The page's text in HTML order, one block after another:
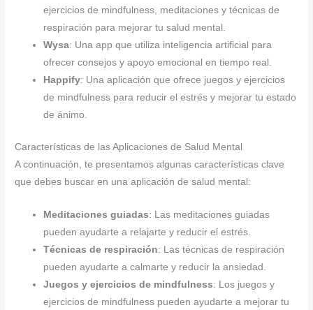
ejercicios de mindfulness, meditaciones y técnicas de
respiración para mejorar tu salud mental.
Wysa: Una app que utiliza inteligencia artificial para
ofrecer consejos y apoyo emocional en tiempo real.
Happify: Una aplicación que ofrece juegos y ejercicios
de mindfulness para reducir el estrés y mejorar tu estado
de ánimo.
Características de las Aplicaciones de Salud Mental
A continuación, te presentamos algunas características clave
que debes buscar en una aplicación de salud mental:
Meditaciones guiadas: Las meditaciones guiadas
pueden ayudarte a relajarte y reducir el estrés.
Técnicas de respiración: Las técnicas de respiración
pueden ayudarte a calmarte y reducir la ansiedad.
Juegos y ejercicios de mindfulness: Los juegos y
ejercicios de mindfulness pueden ayudarte a mejorar tu